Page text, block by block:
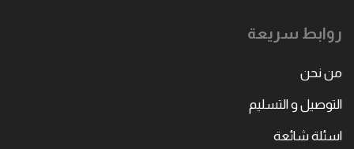
روابط سريعة
من نحن
التوصيل و التسليم
اسئلة شائعة